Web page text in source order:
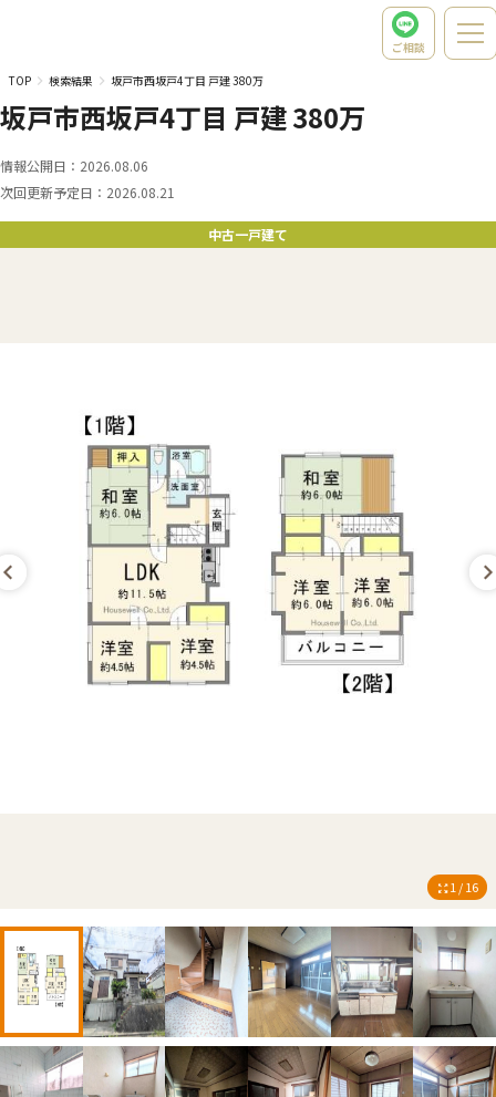
ご相談
TOP
検索結果 坂戸市西坂戸4丁目 戸建 380万
坂戸市西坂戸4丁目 戸建 380万
情報公開日： 2026.08.06
次回更新予定日： 2026.08.21
中古一戸建て
1 / 16